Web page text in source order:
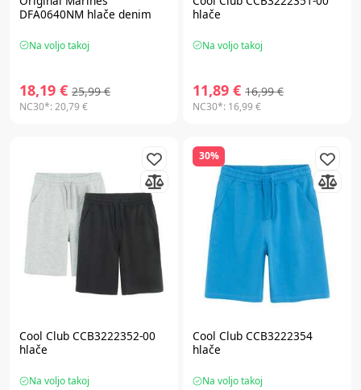
DFA0640NM hlače denim
Na voljo takoj
18,19 € 25,99 €
NC30*:20,79 €
hlače
Na voljo takoj
11,89 € 16,99 €
NC30*: 16,99 €
Cool Club CCB3222352-00
hlače
Na voljo takoj
30%
Cool Club CCB3222354
hlače
Na voljo takoj